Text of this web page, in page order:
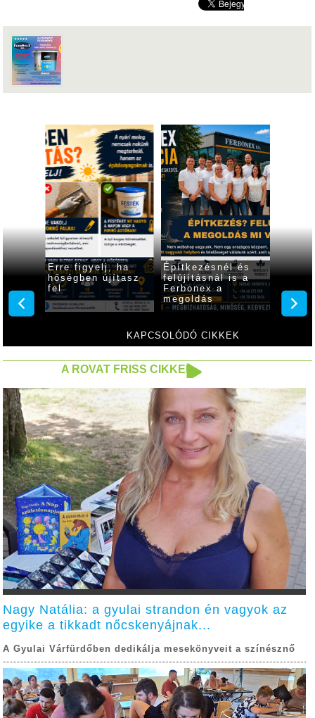
KAPCSOLÓDÓ CIKKEK
a H2
kör
Erre figyelj, ha
hőségben újítasz
fel
Építkezésnél és
felújításnál is a
Ferbonex a
megoldás
Ne
A ROVAT FRISS CIKKEI
Nagy Natália: a gyulai strandon én vagyok az
egyike a tikkadt nőcskenyájnak...
A Gyulai Várfürdőben dedikálja mesekönyveit a színésznő